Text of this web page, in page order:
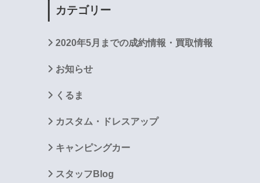
カテゴリー
2020年5月までの成約情報・買取情報
お知らせ
くるま
カスタム・ドレスアップ
キャンピングカー
スタッフBlog